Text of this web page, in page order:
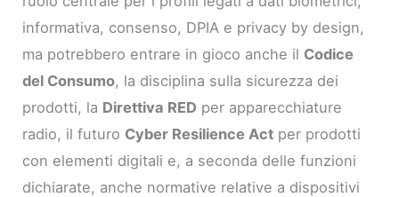
informativa, consenso, DPIA e privacy by design,
ma potrebbero entrare in gioco anche il Codice
del Consumo, la disciplina sulla sicurezza dei
prodotti, la Direttiva RED per apparecchiature
radio, il futuro Cyber Resilience Act per prodotti
con elementi digitali e, a seconda delle funzioni
dichiarate, anche normative relative a dispositivi